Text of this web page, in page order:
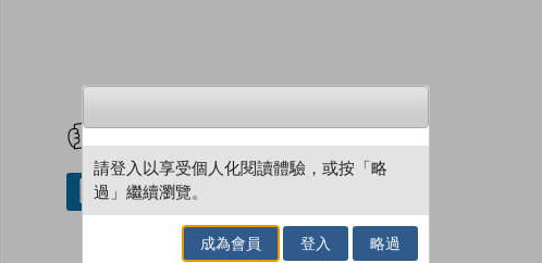
借閱實體書
請登入以享受個人化閱讀體驗，或按「略
過」繼續瀏覽。
成為會員 登入 略過